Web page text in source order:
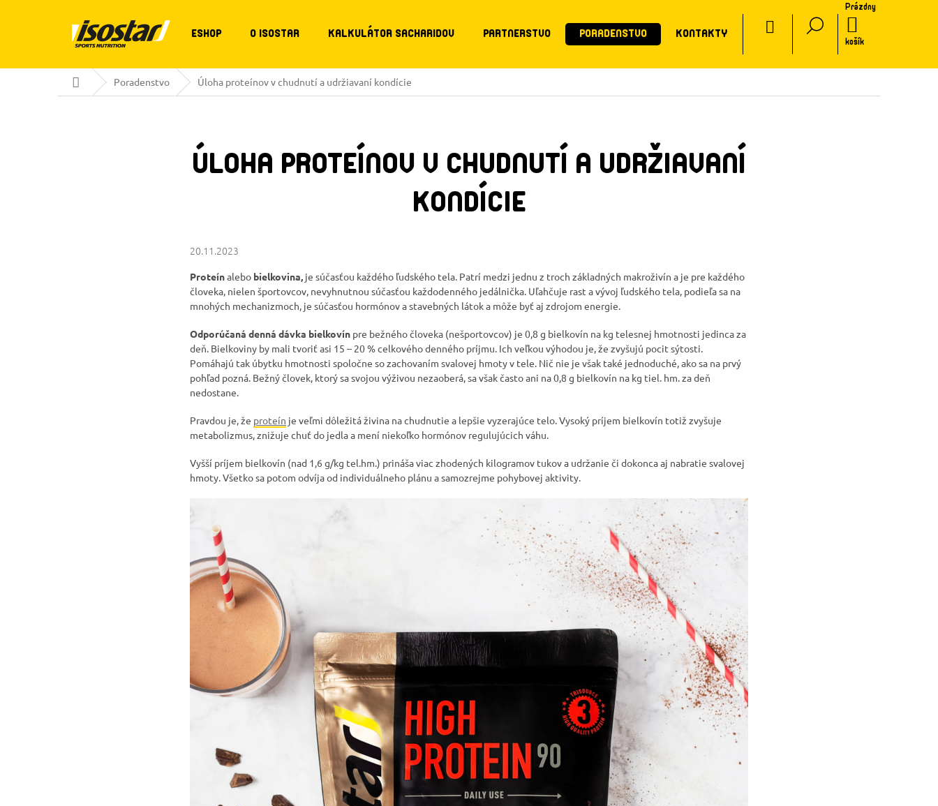
ESHOP O ISOSTAR KALKULÁTOR SACHARIDOV PARTNERSTVO PORADENSTVO KONTAKTY
Prázdny
košík
DomovPoradenstvo Úloha proteínov v chudnutí a udržiavaní kondície
ÚLOHA PROTEÍNOV V CHUDNUTÍ A UDRŽIAVANÍ
KONDÍCIE
20.11.2023
Proteínalebo bielkovina, je súčasťou každého ľudského tela. Patrí medzi jednu z troch základných makroživín a je pre každého
človeka, nielen športovcov, nevyhnutnou súčasťou každodenného jedálnička. Uľahčuje rast a vývoj ľudského tela, podieľa sa na
mnohých mechanizmoch, je súčasťou hormónov a stavebných látok a môže byť aj zdrojom energie.
Odporúčaná denná dávka bielkovín pre bežného človeka (nešportovcov) je 0,8 g bielkovín na kg telesnej hmotnosti jedinca za
deň. Bielkoviny by mali tvoriť asi 15 – 20 % celkového denného príjmu. Ich veľkou výhodou je, že zvyšujú pocit sýtosti.
Pomáhajú tak úbytku hmotnosti spoločne so zachovaním svalovej hmoty v tele. Nič nie je však také jednoduché, ako sa na prvý
pohľad pozná. Bežný človek, ktorý sa svojou výživou nezaoberá, sa však často ani na 0,8 g bielkovín na kg tiel. hm. za deň
nedostane.
Pravdou je, že proteín je veľmi dôležitá živina na chudnutie a lepšie vyzerajúce telo. Vysoký príjem bielkovín totiž zvyšuje
metabolizmus, znižuje chuť do jedla a mení niekoľko hormónov regulujúcich váhu.
Vyšší príjem bielkovín (nad 1,6 g/kg tel.hm.) prináša viac zhodených kilogramov tukov a udržanie či dokonca aj nabratie svalovej
hmoty. Všetko sa potom odvíja od individuálneho plánu a samozrejme pohybovej aktivity.